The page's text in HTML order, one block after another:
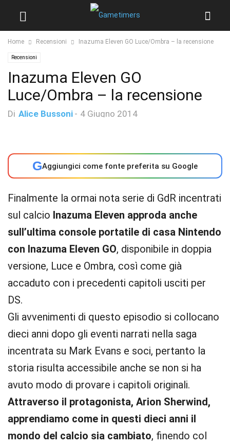
Home Recensioni Inazuma Eleven GO Luce/Ombra – la recensione
Recensioni
Inazuma Eleven GO
Luce/Ombra – la recensione
Di Alice Bussoni - 4 Giugno 2014
GAggiungici come fonte preferita su Google
Finalmente la ormai nota serie di GdR incentrati
sul calcio Inazuma Eleven approda anche
sull’ultima console portatile di casa Nintendo
con Inazuma Eleven GO, disponibile in doppia
versione, Luce e Ombra, così come già
accaduto con i precedenti capitoli usciti per
DS.
Gli avvenimenti di questo episodio si collocano
dieci anni dopo gli eventi narrati nella saga
incentrata su Mark Evans e soci, pertanto la
storia risulta accessibile anche se non si ha
avuto modo di provare i capitoli originali.
Attraverso il protagonista, Arion Sherwind,
apprendiamo come in questi dieci anni il
mondo del calcio sia cambiato, finendo col